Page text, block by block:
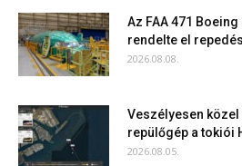
Az FAA 471
rendelte el
2026.08.08.
Veszélyesen
repülőgép a tokiói
2026.08.05.